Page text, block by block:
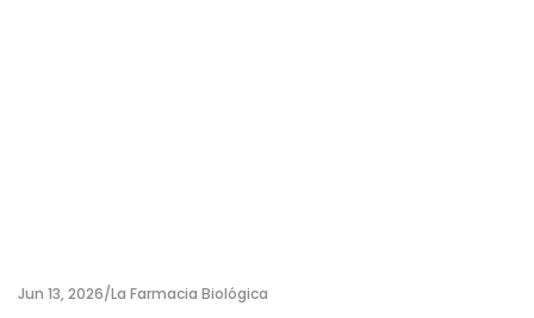
Jun 13, 2026 La Farmacia Biológica